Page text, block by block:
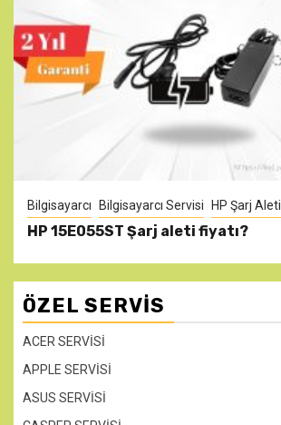
Bilgisayarcı Bilgisayarcı Servisi HP Şarj Aleti
HP 15E055ST Şarj aleti fiyatı?
ÖZEL SERVIS
ACER SERVİSİ
APPLE SERVİSİ
ASUS SERVİSİ